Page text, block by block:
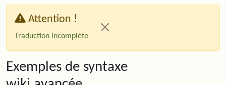
Attention !
Traduction incomplète
Exemples de syntaxe